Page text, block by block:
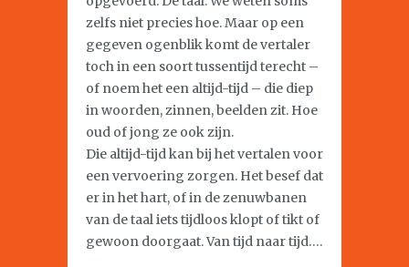
zelfs niet precies hoe. Maar op een
gegeven ogenblik komt de vertaler
toch in een soort tussentijd terecht –
of noem het een altijd-tijd – die diep
in woorden, zinnen, beelden zit. Hoe
oud of jong ze ook zijn.
Die altijd-tijd kan bij het vertalen voor
een vervoering zorgen. Het besef dat
er in het hart, of in de zenuwbanen
van de taal iets tijdloos klopt of tikt of
gewoon doorgaat. Van tijd naar tijd….